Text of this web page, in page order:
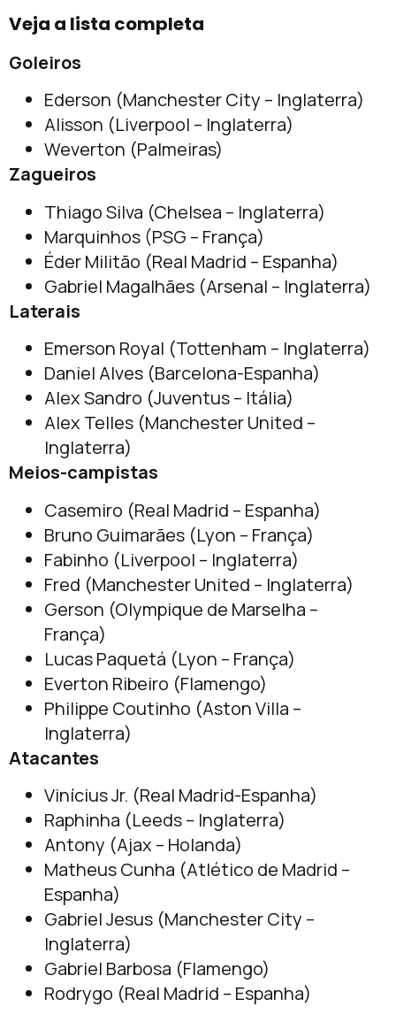
Veja a lista completa
Goleiros
Ederson (Manchester City – Inglaterra)
Alisson (Liverpool – Inglaterra)
Weverton (Palmeiras)
Zagueiros
Thiago Silva (Chelsea – Inglaterra)
Marquinhos (PSG – França)
Éder Militão (Real Madrid – Espanha)
Gabriel Magalhães (Arsenal – Inglaterra)
Laterais
Emerson Royal (Tottenham – Inglaterra)
Daniel Alves (Barcelona-Espanha)
Alex Sandro (Juventus – Itália)
Alex Telles (Manchester United –
Inglaterra)
Meios-campistas
Casemiro (Real Madrid – Espanha)
Bruno Guimarães (Lyon – França)
Fabinho (Liverpool – Inglaterra)
Fred (Manchester United – Inglaterra)
Gerson (Olympique de Marselha –
França)
Lucas Paquetá (Lyon – França)
Everton Ribeiro (Flamengo)
Philippe Coutinho (Aston Villa –
Inglaterra)
Atacantes
Vinícius Jr. (Real Madrid-Espanha)
Raphinha (Leeds – Inglaterra)
Antony (Ajax – Holanda)
Matheus Cunha (Atlético de Madrid –
Espanha)
Gabriel Jesus (Manchester City –
Inglaterra)
Gabriel Barbosa (Flamengo)
Rodrygo (Real Madrid – Espanha)